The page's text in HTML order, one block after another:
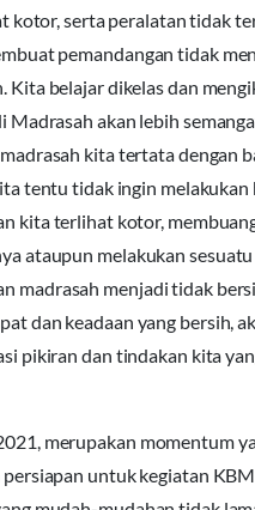
kotor, serta peralatan tidak
pemandangan tidak
Kita belajar dikelas dan
Madrasah akan lebih
kita tertata dengan
tentu tidak ingin melakukan
kita terlihat kotor,
ataupun melakukan
madrasah menjadi tidak
dan keadaan yang bersih,
pikiran dan tindakan kita
merupakan momentum
untuk kegiatan